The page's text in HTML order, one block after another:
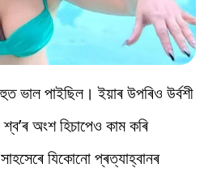
ভাল পাইছিল। ইয়াৰ উপৰিও উৰ্বশী
অংশ হিচাপেও কাম কৰি
যিকোনো প্ৰত্যাহ্বানৰ